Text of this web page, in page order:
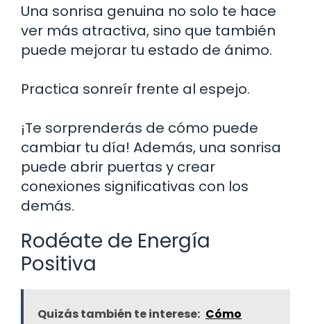
Una sonrisa genuina no solo te hace
ver más atractiva, sino que también
puede mejorar tu estado de ánimo.
Practica sonreír frente al espejo.
¡Te sorprenderás de cómo puede
cambiar tu día! Además, una sonrisa
puede abrir puertas y crear
conexiones significativas con los
demás.
Rodéate de Energía
Positiva
Quizás también te interese: Cómo